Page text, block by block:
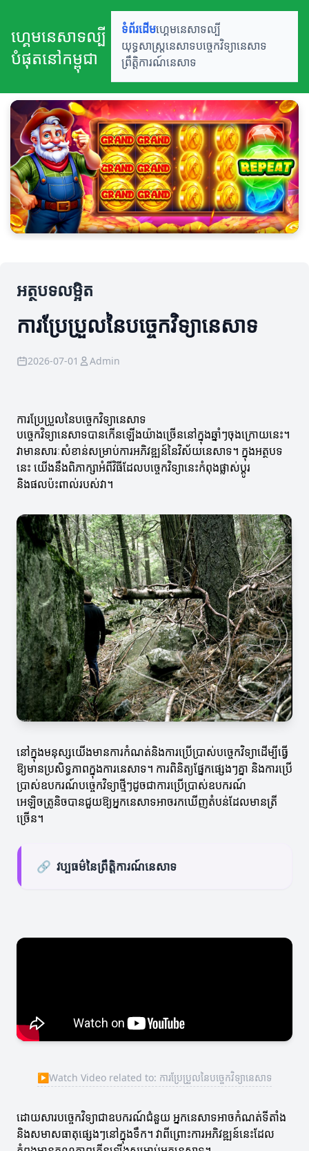
ហ្គេមនេសាទល្បី
បំផុតនៅកម្ពុជា
ទំព័រដើមហ្គេមនេសាទល្បី
យុទ្ធសាស្ត្រនេសាទបច្ចេកវិទ្យានេសាទ
ព្រឹត្តិការណ៍នេសាទ
អត្ថបទលម្អិត
ការប្រែប្រួលនៃបច្ចេកវិទ្យានេសាទ
2026-07-01 Admin
ការប្រែប្រួលនៃបច្ចេកវិទ្យានេសាទ
បច្ចេកវិទ្យានេសាទបានកើនឡើងយ៉ាងច្រើននៅក្នុងឆ្នាំៗចុងក្រោយនេះ។
វាមានសារៈសំខាន់សម្រាប់ការអភិវឌ្ឍន៍នៃវិស័យនេសាទ។ ក្នុងអត្ថបទ
នេះ យើងនឹងពិភាក្សាអំពីវិធីដែលបច្ចេកវិទ្យានេះកំពុងផ្លាស់ប្តូរ
និងផលប៉ះពាល់របស់វា។
នៅក្នុងមនុស្សយើងមានការកំណត់និងការប្រើប្រាស់បច្ចេកវិទ្យាដើម្បីធ្វើ
ឱ្យមានប្រសិទ្ធភាពក្នុងការនេសាទ។ ការពិនិត្យផ្នែកផ្សេងៗគ្នា និងការប្រើ
ប្រាស់ឧបករណ៍បច្ចេកវិទ្យាថ្មីៗដូចជាការប្រើប្រាស់ឧបករណ៍
អេឡិចត្រូនិចបានជួយឱ្យអ្នកនេសាទអាចរកឃើញតំបន់ដែលមានត្រី
ច្រើន។
🔗 វប្បធម៌នៃព្រឹត្តិការណ៍នេសាទ
▶Watch Video related to: ការប្រែប្រួលនៃបច្ចេកវិទ្យានេសាទ
ដោយសារបច្ចេកវិទ្យា​ជា​ឧបករណ៍ជំនួយ អ្នកនេសាទអាចកំណត់ទីតាំង
និងសមាសធាតុផ្សេងៗនៅក្នុងទឹក។ វាពីព្រោះការអភិវឌ្ឍន៍នេះដែល